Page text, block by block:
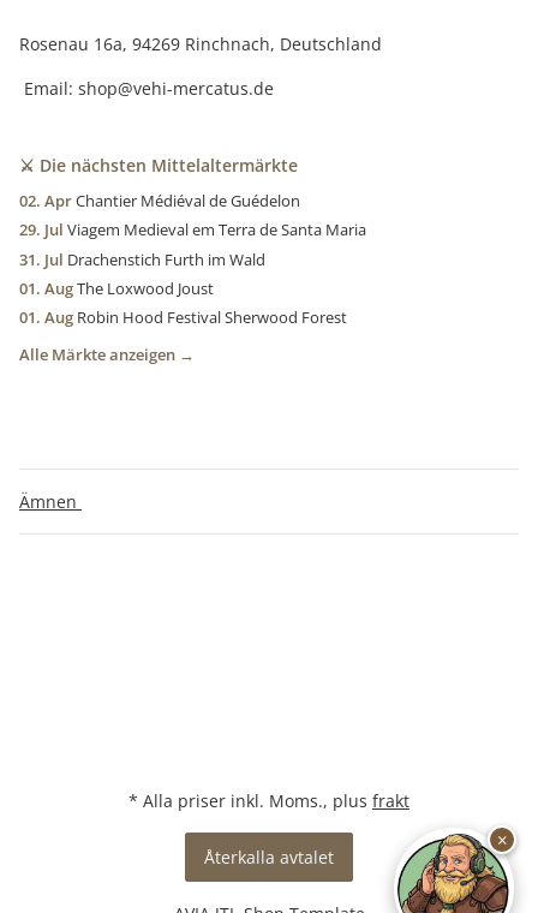
Rosenau 16a, 94269 Rinchnach, Deutschland
Email: shop@vehi-mercatus.de
⚔️ Die nächsten Mittelaltermärkte
02. AprChantier Médiéval de Guédelon
29. Jul Viagem Medieval em Terra de Santa Maria
31. Jul Drachenstich Furth im Wald
01. AugThe Loxwood Joust
01. Aug Robin Hood Festival Sherwood Forest
Alle Märkte anzeigen →
Ämnen
* Alla priser inkl. Moms., plus frakt
Återkalla avtalet
×